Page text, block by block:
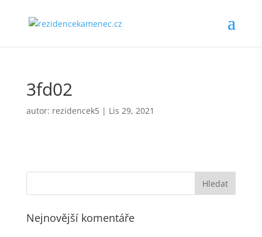
3fd02
autor: rezidencek5| Lis 29, 2021
Nejnovější komentáře